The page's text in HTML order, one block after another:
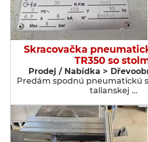
Skracovačka
TR350 so
Prodej / Nabídka >
Predám spodnú pneumatickú
talianskej …